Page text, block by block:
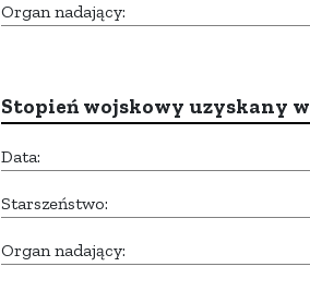
Organ nadający:
Stopień wojskowy uzyskany
Data:
Starszeństwo:
Organ nadający: